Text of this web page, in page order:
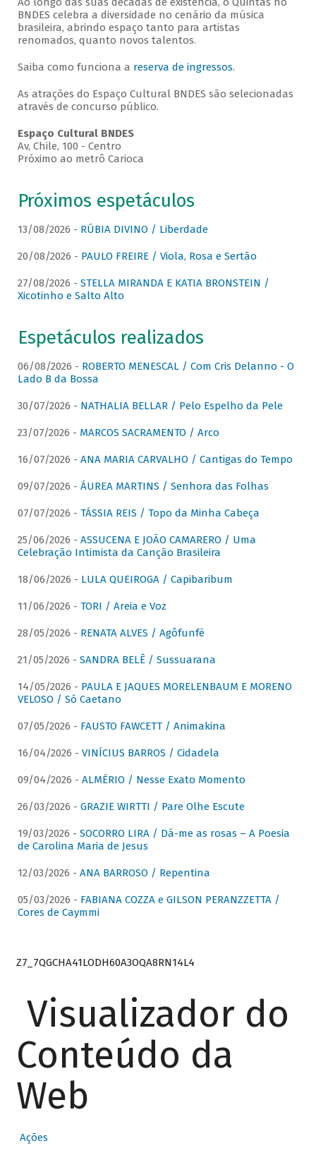
BNDES celebra a diversidade no cenário da música
brasileira, abrindo espaço tanto para artistas
renomados, quanto novos talentos.
Saiba como funciona a reserva de ingressos.
As atrações do Espaço Cultural BNDES são selecionadas
através de concurso público.
Espaço Cultural BNDES
Av, Chile, 100 - Centro
Próximo ao metrô Carioca
Próximos espetáculos
13/08/2026 - RÚBIA DIVINO / Liberdade
20/08/2026 - PAULO FREIRE / Viola, Rosa e Sertão
27/08/2026 - STELLA MIRANDA E KATIA BRONSTEIN /
Xicotinho e Salto Alto
Espetáculos realizados
06/08/2026 - ROBERTO MENESCAL / Com Cris Delanno - O
Lado B da Bossa
30/07/2026 - NATHALIA BELLAR / Pelo Espelho da Pele
23/07/2026 - MARCOS SACRAMENTO / Arco
16/07/2026 - ANA MARIA CARVALHO / Cantigas do Tempo
09/07/2026 - ÁUREA MARTINS / Senhora das Folhas
07/07/2026 - TÁSSIA REIS / Topo da Minha Cabeça
25/06/2026 - ASSUCENA E JOÃO CAMARERO / Uma
Celebração Intimista da Canção Brasileira
18/06/2026 - LULA QUEIROGA / Capibaribum
11/06/2026 - TORI / Areia e Voz
28/05/2026 - RENATA ALVES / Agôfunfè
21/05/2026 - SANDRA BELÊ / Sussuarana
14/05/2026 - PAULA E JAQUES MORELENBAUM E MORENO
VELOSO / Só Caetano
07/05/2026 - FAUSTO FAWCETT / Animakina
16/04/2026 - VINÍCIUS BARROS / Cidadela
09/04/2026 - ALMÉRIO / Nesse Exato Momento
26/03/2026 - GRAZIE WIRTTI / Pare Olhe Escute
19/03/2026 - SOCORRO LIRA / Dá-me as rosas – A Poesia
de Carolina Maria de Jesus
12/03/2026 - ANA BARROSO / Repentina
05/03/2026 - FABIANA COZZA e GILSON PERANZZETTA /
Cores de Caymmi
Z7_7QGCHA41LODH60A3OQA8RN14L4
Visualizador do
Conteúdo da
Web
Ações